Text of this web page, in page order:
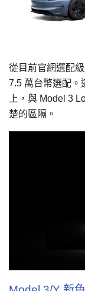
從目前官網選配
7.5 萬台幣選配。
上，與 Model 3
楚的區隔。